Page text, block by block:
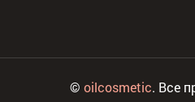
© oilcosmetic. Все